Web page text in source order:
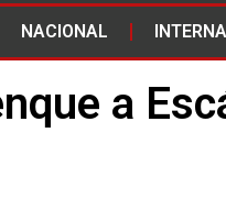
NACIONAL
a